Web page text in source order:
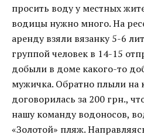
просить воду у местных
водицы нужно много. На
аренду взяли вязанку 5-6
группой человек в 14-15
добыли в доме какого-то
мужичка. Обратно плыли на
договорилась за 200 грн.,
нашу команду водоносов,
«Золотой» пляж.